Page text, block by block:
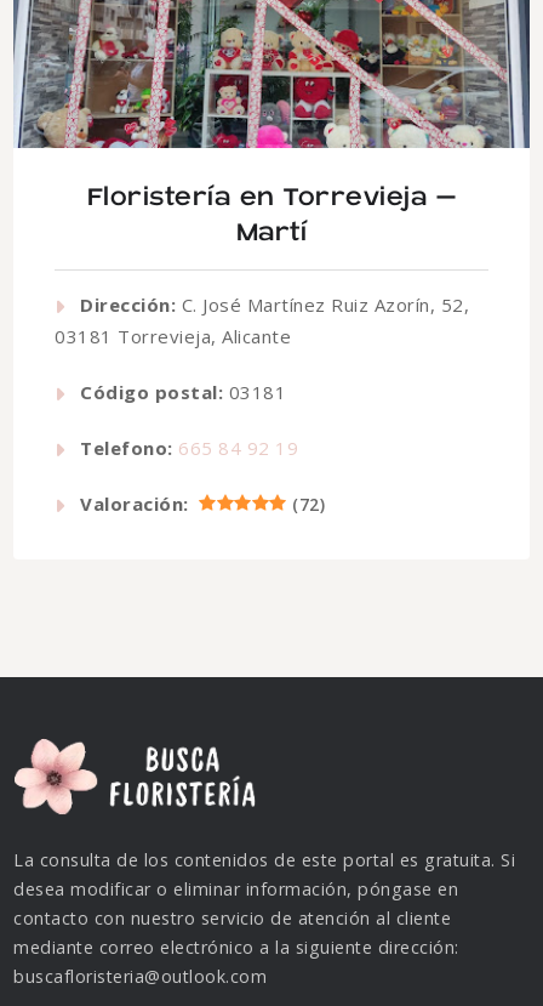
Floristería en Torrevieja –
Martí
Dirección: C. José Martínez Ruiz Azorín, 52,
03181 Torrevieja, Alicante
Código postal: 03181
Telefono: 665 84 92 19
Valoración: (72)
La consulta de los contenidos de este portal es gratuita. Si
desea modificar o eliminar información, póngase en
contacto con nuestro servicio de atención al cliente
mediante correo electrónico a la siguiente dirección:
buscafloristeria@outlook.com